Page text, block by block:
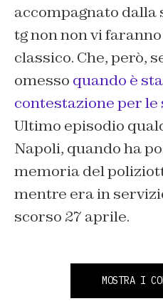
accompagnato
tg non non vi
classico. Che, però,
omesso quando è
contestazione per le
Ultimo episodio
Napoli, quando ha
memoria del
mentre era in
scorso 27 aprile.
MOSTRA I